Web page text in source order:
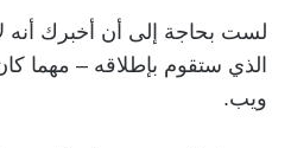
لست بحاجة إلى أن أخبرك أنه
الذي ستقوم بإطلاقه – مهما
ويب.